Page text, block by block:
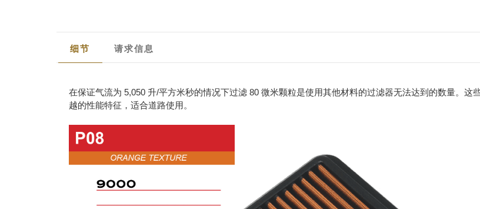
细节 请求信息
在保证气流为 5,050 升/平方米秒的情况下过滤 80 微米颗粒是使用其他材料的过滤器无法达到的数量。
越的性能特征，适合道路使用。